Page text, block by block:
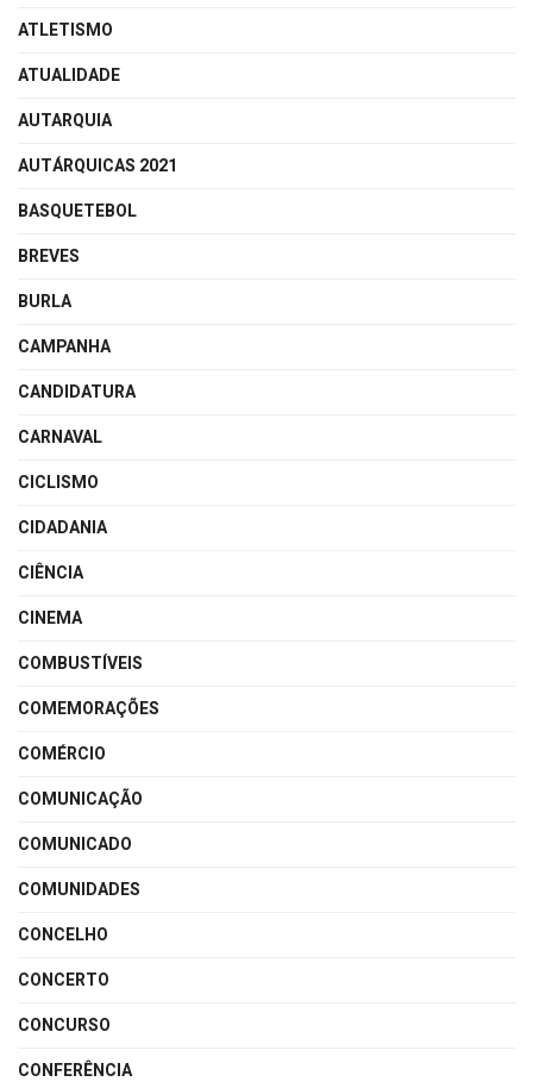
ATLETISMO
ATUALIDADE
AUTARQUIA
AUTÁRQUICAS 2021
BASQUETEBOL
BREVES
BURLA
CAMPANHA
CANDIDATURA
CARNAVAL
CICLISMO
CIDADANIA
CIÊNCIA
CINEMA
COMBUSTÍVEIS
COMEMORAÇÕES
COMÉRCIO
COMUNICAÇÃO
COMUNICADO
COMUNIDADES
CONCELHO
CONCERTO
CONCURSO
CONFERÊNCIA